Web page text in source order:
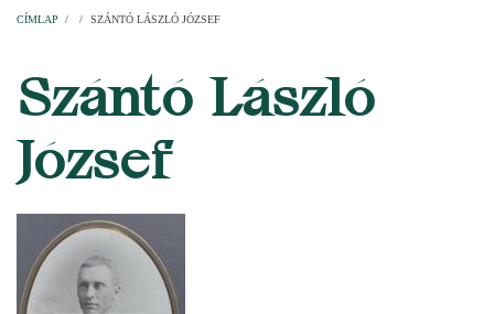
CÍMLAP / / SZÁNTÓ LÁSZLÓ JÓZSEF
Szántó László
József